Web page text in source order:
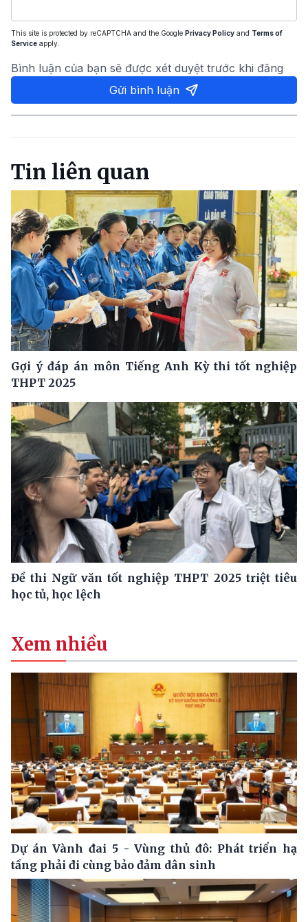
This site is protected by reCAPTCHA and the Google Privacy Policy and Terms of
Service apply.
Bình luận của bạn sẽ được xét duyệt trước khi đăng
Gửi bình luận
Tin liên quan
Gợi ý đáp án môn Tiếng Anh Kỳ thi tốt nghiệp
THPT 2025
Đề thi Ngữ văn tốt nghiệp THPT 2025 triệt tiêu
học tủ, học lệch
Xem nhiều
Dự án Vành đai 5 - Vùng thủ đô: Phát triển hạ
tầng phải đi cùng bảo đảm dân sinh